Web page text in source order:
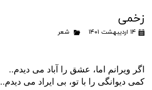
زخمی
۱۴ اردیبهشت ۱۴۰۱ شعر
اگر ویرانم اما، عشق را آباد می دیدم..
کمی دیوانگی را با تو، بی ایراد می دیدم..